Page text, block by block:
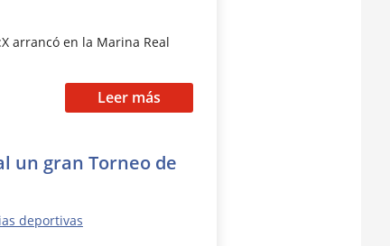
arrancó en la Marina Real
Leer más
un gran Torneo de
deportivas